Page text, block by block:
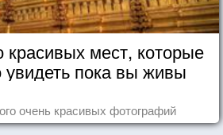
красивых мест, которые
пока вы живы
очень красивых фотографий